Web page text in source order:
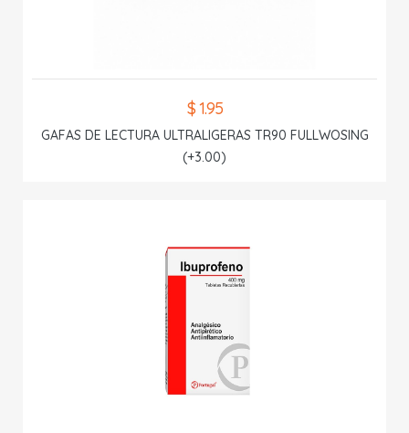
$ 1.95
GAFAS DE LECTURA ULTRALIGERAS TR90 FULLWOSING
(+3.00)